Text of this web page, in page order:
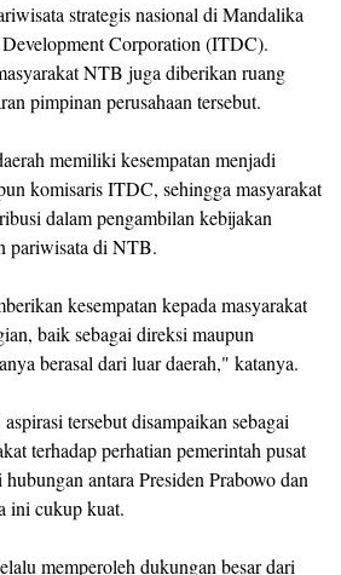
strategis nasional di Mandalika
Corporation (ITDC).
NTB juga diberikan ruang
pimpinan perusahaan tersebut.
memiliki kesempatan menjadi
komisaris ITDC, sehingga masyarakat
dalam pengambilan kebijakan
pariwisata di NTB.
kesempatan kepada masyarakat
baik sebagai direksi maupun
berasal dari luar daerah," katanya.
tersebut disampaikan sebagai
terhadap perhatian pemerintah pusat
antara Presiden Prabowo dan
ini cukup kuat.
memperoleh dukungan besar dari